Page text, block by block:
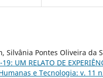
Silvânia Pontes Oliveira da
UM RELATO DE
e Tecnologia: v. 11